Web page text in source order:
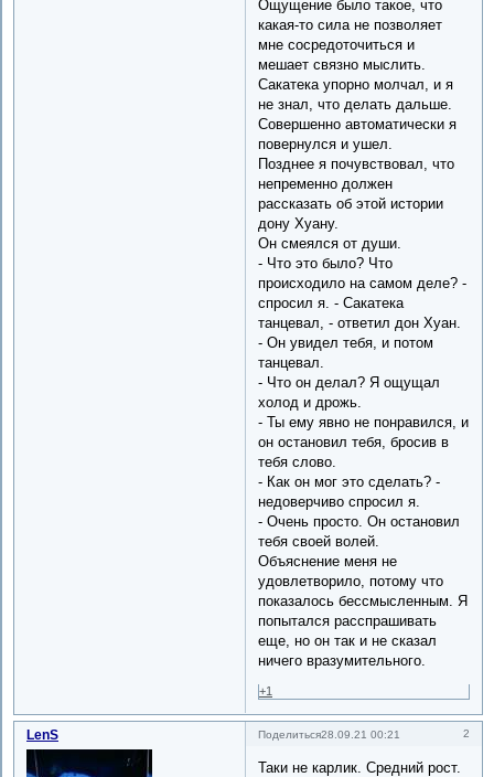
Ощущение было такое, что
какая-то сила не позволяет
мне сосредоточиться и
мешает связно мыслить.
Сакатека упорно молчал, и я
не знал, что делать дальше.
Совершенно автоматически я
повернулся и ушел.
Позднее я почувствовал, что
непременно должен
рассказать об этой истории
дону Хуану.
Он смеялся от души.
- Что это было? Что
происходило на самом деле? -
спросил я. - Сакатека
танцевал, - ответил дон Хуан.
- Он увидел тебя, и потом
танцевал.
- Что он делал? Я ощущал
холод и дрожь.
- Ты ему явно не понравился, и
он остановил тебя, бросив в
тебя слово.
- Как он мог это сделать? -
недоверчиво спросил я.
- Очень просто. Он остановил
тебя своей волей.
Объяснение меня не
удовлетворило, потому что
показалось бессмысленным. Я
попытался расспрашивать
еще, но он так и не сказал
ничего вразумительного.
+1
Поделиться 2
28.09.21 00:21
LenS
Таки не карлик. Средний рост.